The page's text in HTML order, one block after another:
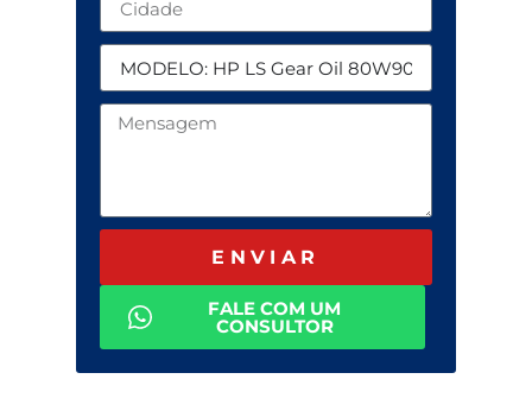
ENVIAR
FALE COM UM
CONSULTOR